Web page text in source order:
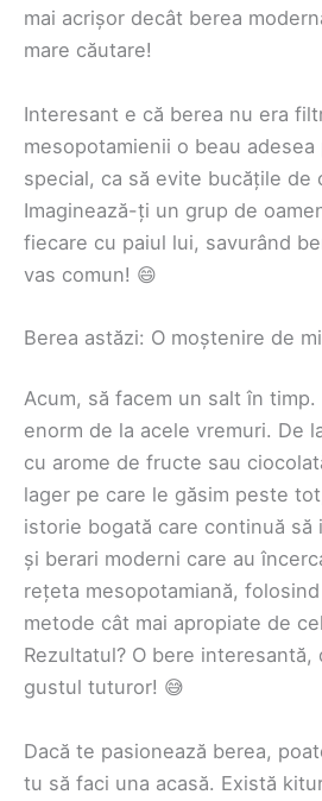
mai acrișor decât berea
mare căutare!
Interesant e că berea nu era
mesopotamienii o beau
special, ca să evite bucățile de
Imaginează-ți un grup de
fiecare cu paiul lui, savurând
vas comun! 😄
Berea astăzi: O moștenire de
Acum, să facem un salt în
enorm de la acele vremuri. De
cu arome de fructe sau
lager pe care le găsim peste
istorie bogată care continuă să
și berari moderni care au
rețeta mesopotamiană,
metode cât mai apropiate de
Rezultatul? O bere interesantă,
gustul tuturor! 😅
Dacă te pasionează berea,
tu să faci una acasă. Există